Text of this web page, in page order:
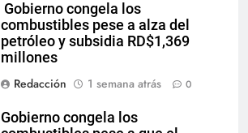
Gobierno congela los
combustibles pese a alza del
petróleo y subsidia RD$1,369
millones
Redacción
1 semana atrás 0
Gobierno congela los